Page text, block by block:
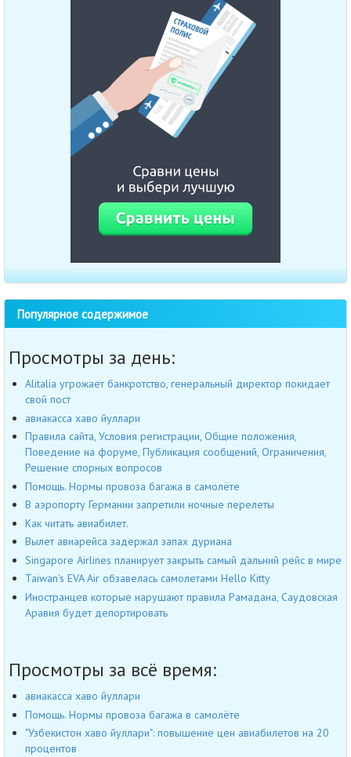
Популярное содержимое
Просмотры за день:
Alitalia угрожает банкротство, генеральный директор покидает
свой пост
авиакасса хаво йуллари
Правила сайта, Условия регистрации, Общие положения,
Поведение на форуме, Публикация сообщений, Ограничения,
Решение спорных вопросов
Помощь. Нормы провоза багажа в самолёте
В аэропорту Германии запретили ночные перелеты
Как читать авиабилет.
Вылет авиарейса задержал запах дуриана
Singapore Airlines планирует закрыть самый дальний рейс в мире
Taiwan's EVA Air обзавелась самолетами Hello Kitty
Иностранцев которые нарушают правила Рамадана, Саудовская
Аравия будет депортировать
Просмотры за всё время:
авиакасса хаво йуллари
Помощь. Нормы провоза багажа в самолёте
"Узбекистон хаво йуллари": повышение цен авиабилетов на 20
процентов